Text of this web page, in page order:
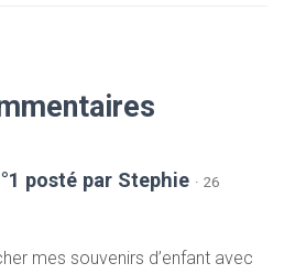
posté par Stephie · 26
mes souvenirs d’enfant avec